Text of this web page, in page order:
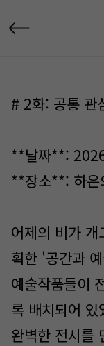
# 2화: 공통 관
**날짜**:
**장소**: 하은
어제의 비가
획한 '공간과
예술작품들이
록 배치되어
완벽한 전시를